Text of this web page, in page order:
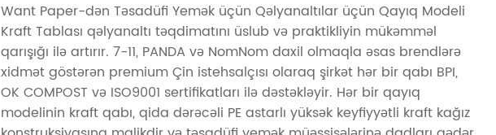
Want Paper-dən Təsadüfi Yemək üçün Qəlyanaltılar üçün Qayıq Modeli
Kraft Tablası qəlyanaltı təqdimatını üslub və praktikliyin mükəmməl
qarışığı ilə artırır. 7-11, PANDA və NomNom daxil olmaqla əsas brendlərə
xidmət göstərən premium Çin istehsalçısı olaraq şirkət hər bir qabı BPI,
OK COMPOST və ISO9001 sertifikatları ilə dəstəkləyir. Hər bir qayıq
modelinin kraft qabı, qida dərəcəli PE astarlı yüksək keyfiyyətli kraft kağız